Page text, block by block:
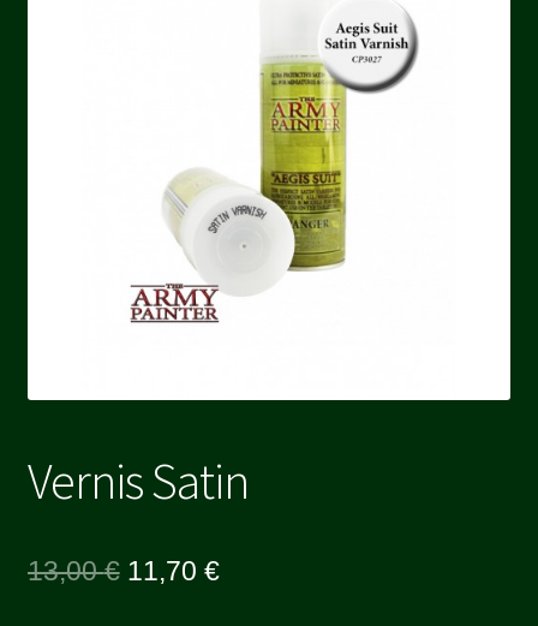
Vernis Satin
13,00€ Le
11,70 €Le